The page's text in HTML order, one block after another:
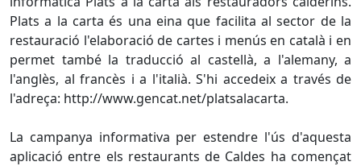
Plats a la carta és una eina que facilita al sector de la
restauració l'elaboració de cartes i menús en català i en
permet també la traducció al castellà, a l'alemany, a
l'anglès, al francès i a l'italià. S'hi accedeix a través de
l'adreça: http://www.gencat.net/platsalacarta.
La campanya informativa per estendre l'ús d'aquesta
aplicació entre els restaurants de Caldes ha començat